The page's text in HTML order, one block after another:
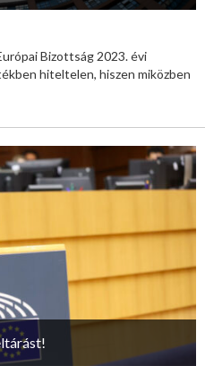
Bizottság 2023. évi
hiteltelen, hiszen miközben